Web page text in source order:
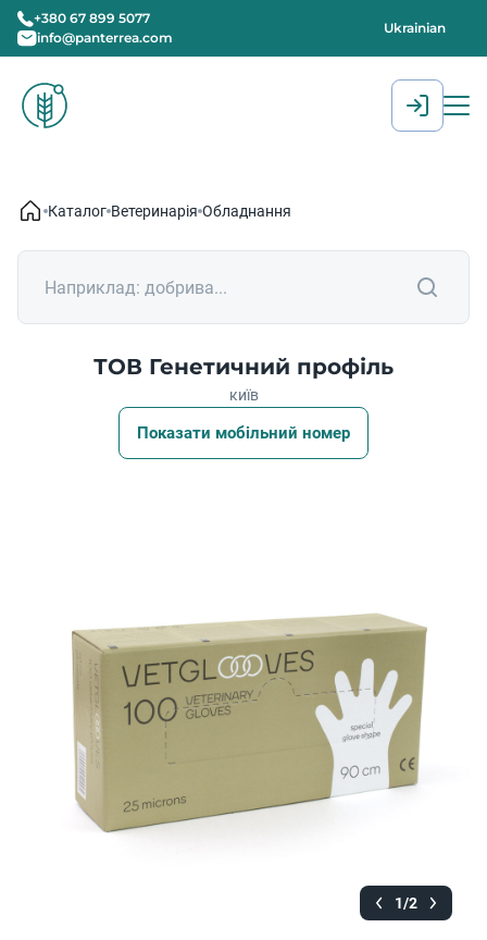
+380 67 899 5077
info@panterrea.com
Ukrainian
Каталог Ветеринарія Обладнання
ТОВ Генетичний профіль
київ
Показати мобільний номер
1/2